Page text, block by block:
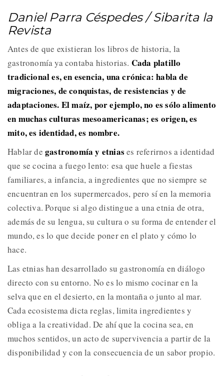
Daniel Parra Céspedes / Sibarita la
Revista
Antes de que existieran los libros de historia, la
gastronomía ya contaba historias. Cada platillo
tradicional es, en esencia, una crónica: habla de
migraciones, de conquistas, de resistencias y de
adaptaciones. El maíz, por ejemplo, no es sólo alimento
en muchas culturas mesoamericanas; es origen, es
mito, es identidad, es nombre.
Hablar de gastronomía y etnias es referirnos a identidad
que se cocina a fuego lento: esa que huele a fiestas
familiares, a infancia, a ingredientes que no siempre se
encuentran en los supermercados, pero sí en la memoria
colectiva. Porque si algo distingue a una etnia de otra,
además de su lengua, su cultura o su forma de entender el
mundo, es lo que decide poner en el plato y cómo lo
hace.
Las etnias han desarrollado su gastronomía en diálogo
directo con su entorno. No es lo mismo cocinar en la
selva que en el desierto, en la montaña o junto al mar.
Cada ecosistema dicta reglas, limita ingredientes y
obliga a la creatividad. De ahí que la cocina sea, en
muchos sentidos, un acto de supervivencia a partir de la
disponibilidad y con la consecuencia de un sabor propio.